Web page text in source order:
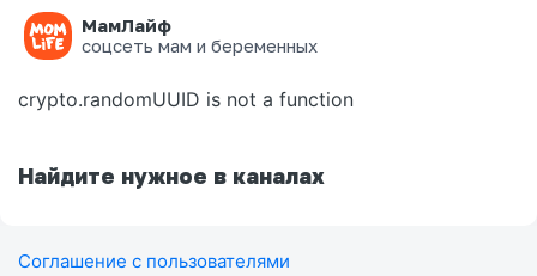
МамЛайф
соцсеть мам и беременных
Ошибка на странице
crypto.randomUUID is not a function
Найдите нужное в каналах
Соглашение с пользователями